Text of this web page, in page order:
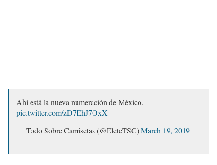
Ahí está la nueva numeración de México.
pic.twitter.com/zD7EhJ7OxX
— Todo Sobre Camisetas (@EleteTSC)March 19, 2019